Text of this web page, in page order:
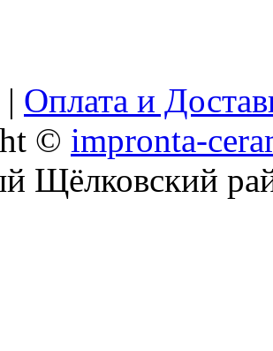
| Оплата и
© impronta-
Щёлковский